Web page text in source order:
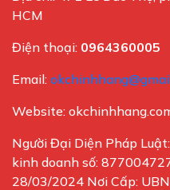
HCM
Điện thoại: 0964360005
Email:
Website:
Người Đại Diện Pháp
kinh doanh số:
28/03/2024 Nơi Cấp: